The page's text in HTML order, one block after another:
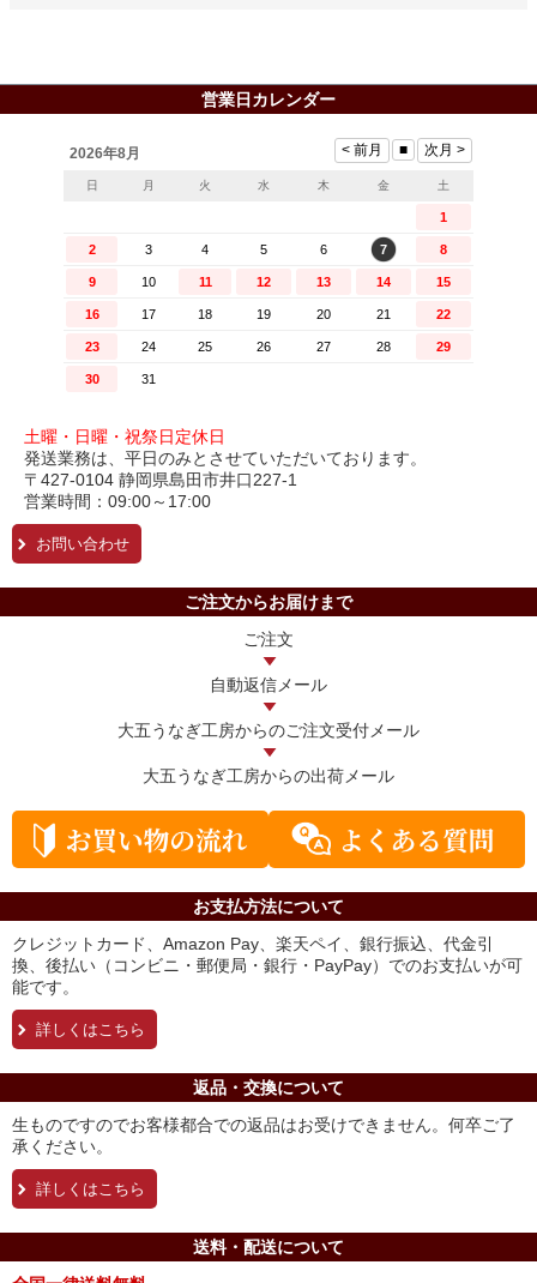
営業日カレンダー
土曜・日曜・祝祭日定休日
発送業務は、平日のみとさせていただいております。
〒427-0104 静岡県島田市井口227-1
営業時間：09:00～17:00
お問い合わせ
ご注文からお届けまで
ご注文
自動返信メール
大五うなぎ工房からのご注文受付メール
大五うなぎ工房からの出荷メール
お支払方法について
クレジットカード、Amazon Pay、楽天ペイ、銀行振込、代金引
換、後払い（コンビニ・郵便局・銀行・PayPay）でのお支払いが可
能です。
詳しくはこちら
返品・交換について
生ものですのでお客様都合での返品はお受けできません。何卒ご了
承ください。
詳しくはこちら
送料・配送について